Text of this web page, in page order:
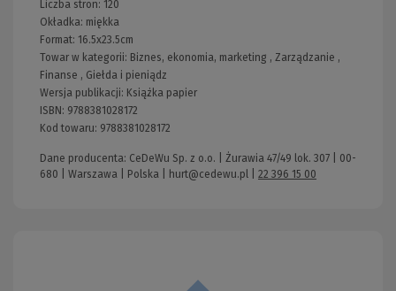
Liczba stron: 120
Okładka: miękka
Format: 16.5x23.5cm
Towar w kategorii: Biznes, ekonomia, marketing , Zarządzanie ,
Finanse , Giełda i pieniądz
Wersja publikacji: Książka papier
ISBN: 9788381028172
Kod towaru: 9788381028172
Dane producenta: CeDeWu Sp. z o.o. | Żurawia 47/49 lok. 307 | 00-
680 | Warszawa | Polska | hurt@cedewu.pl 22 396 15 00